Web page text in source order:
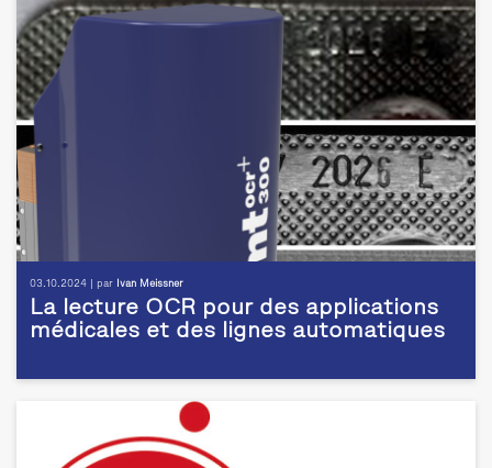
03.10.2024 | par Ivan Meissner
La lecture OCR pour des applications
médicales et des lignes automatiques